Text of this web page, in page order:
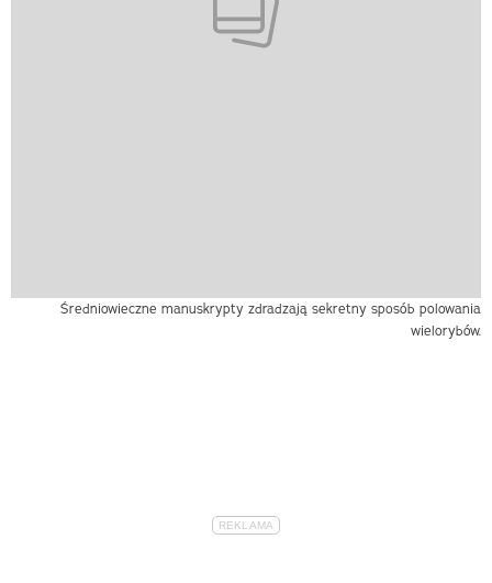
Średniowieczne manuskrypty zdradzają sekretny sposób polowania
wielorybów.